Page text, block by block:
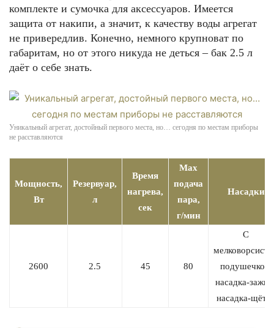
комплекте и сумочка для аксессуаров. Имеется
защита от накипи, а значит, к качеству воды агрегат
не привередлив. Конечно, немного крупноват по
габаритам, но от этого никуда не деться – бак 2.5 л
даёт о себе знать.
Уникальный агрегат, достойный первого места, но… сегодня по местам приборы
не расставляются
Мощность,
Вт
Резервуар,
л
Время
нагрева,
сек
Max
подача
пара,
г/мин
Насадки
2600 2.5 45 80
С
подушечкой,
насадка-
насадка-